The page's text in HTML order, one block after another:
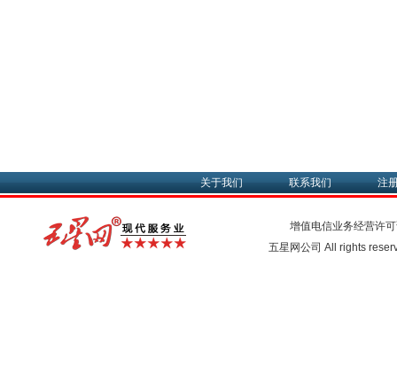
关于我们 联系我们 注
增值电信业务经营许
五星网公司 All rights